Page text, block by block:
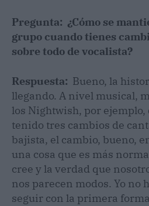
Pregunta: ¿Cómo se
grupo cuando tienes
sobre todo de vocalista?
Respuesta: Bueno, la
llegando. A nivel musical,
los Nightwish, por
tenido tres cambios de
bajista, el cambio, bueno,
una cosa que es más
cree y la verdad que
nos parecen modos. Yo no
seguir con la primera